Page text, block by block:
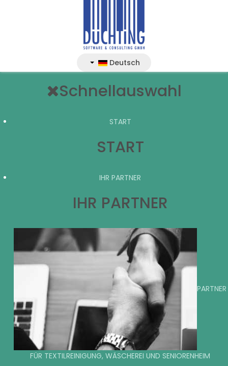
Deutsch
Schnellauswahl
START
START
IHR PARTNER
IHR PARTNER
PARTNER
FÜR TEXTILREINIGUNG, WÄSCHEREI UND SENIORENHEIM